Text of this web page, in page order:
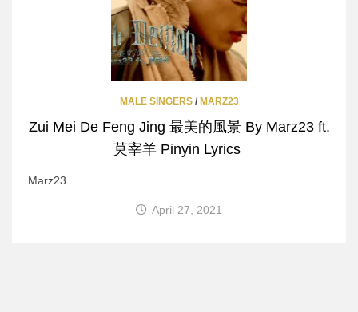
MALE SINGERS/ MARZ23
Zui Mei De Feng Jing 最美的風景 By Marz23 ft.
莫宰羊 Pinyin Lyrics
Marz23...
April 27, 2021